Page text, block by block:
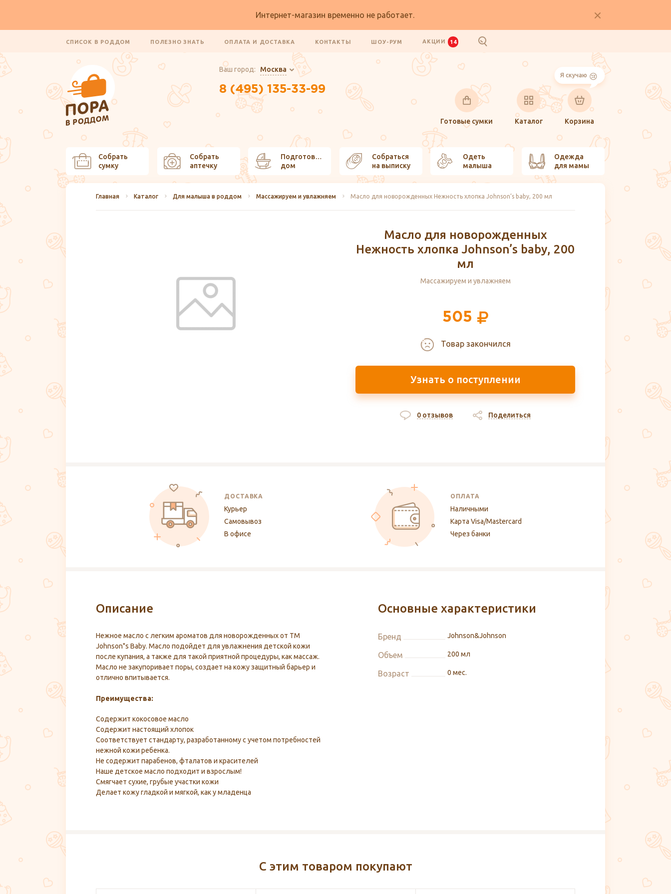
Интернет-магазин временно не работает.
СПИСОК В РОДДОМ ПОЛЕЗНО ЗНАТЬ ОПЛАТА И ДОСТАВКА КОНТАКТЫ ШОУ-РУМ АКЦИИ 14
Ваш город: Москва
8 (495) 135-33-99
Готовые сумки Каталог
Я скучаю
Корзина
Собрать
сумку
Собрать
аптечку
Подготовить
дом
Собраться
на выписку
Одеть
малыша
Одежда
для мамы
Главная Каталог Для малыша в роддом Массажируем и увлажняем Масло для новорожденных Нежность хлопка Johnson’s baby, 200 мл
Масло для новорожденных
Нежность хлопка Johnson’s baby, 200
мл
Массажируем и увлажняем
505
Товар закончился
Узнать о поступлении
0 отзывов Поделиться
ДОСТАВКА
Курьер
Самовывоз
В офисе
ОПЛАТА
Наличными
Карта Visa/Mastercard
Через банки
Описание
Нежное масло с легким ароматов для новорожденных от ТМ
Johnson"s Baby. Масло подойдет для увлажнения детской кожи
после купания, а также для такой приятной процедуры, как массаж.
Масло не закупоривает поры, создает на кожу защитный барьер и
отлично впитывается.
Преимущества:
Содержит кокосовое масло
Содержит настоящий хлопок
Соответствует стандарту, разработанному с учетом потребностей
нежной кожи ребенка.
Не содержит парабенов, фталатов и красителей
Наше детское масло подходит и взрослым!
Смягчает сухие, грубые участки кожи
Делает кожу гладкой и мягкой, как у младенца
Основные характеристики
Бренд Johnson&Johnson
Объем 200 мл
Возраст 0 мес.
С этим товаром покупают